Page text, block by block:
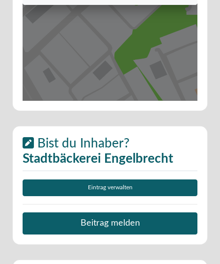
Bist du Inhaber?
Stadtbäckerei Engelbrecht
Eintrag verwalten
Beitrag melden